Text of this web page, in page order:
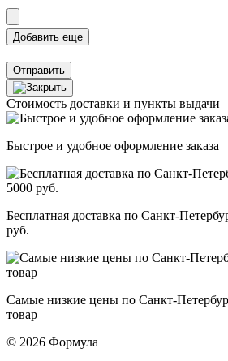
Отправить
Стоимость доставки и пункты выдачи
Быстрое и удобное оформление заказа
Бесплатная доставка по Санкт-
руб.
Самые низкие цены по Санкт-
товар
© 2026 Формула